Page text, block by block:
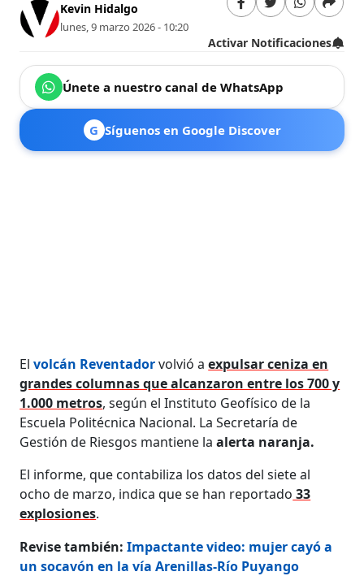
Kevin Hidalgo
lunes, 9 marzo 2026 - 10:20
Activar Notificaciones
Únete a nuestro canal de WhatsApp
G Síguenos en Google Discover
Elvolcán Reventadorvolvió aexpulsar ceniza en
grandes columnas que alcanzaron entre los 700 y
1.000 metros, según el Instituto Geofísico de la
Escuela Politécnica Nacional. La Secretaría de
Gestión de Riesgos mantiene la alerta naranja.
El informe, que contabiliza los datos del siete al
ocho de marzo, indica que se han reportado 33
explosiones.
Revise también:Impactante video: mujer cayó a
un socavón en la vía Arenillas-Río Puyango